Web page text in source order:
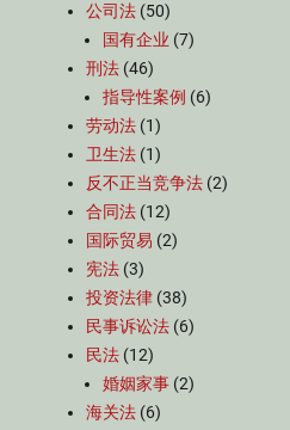
公司法 (50)
国有企业 (7)
刑法 (46)
指导性案例 (6)
劳动法 (1)
卫生法 (1)
反不正当竞争法 (2)
合同法 (12)
国际贸易 (2)
宪法 (3)
投资法律 (38)
民事诉讼法 (6)
民法 (12)
婚姻家事 (2)
海关法 (6)